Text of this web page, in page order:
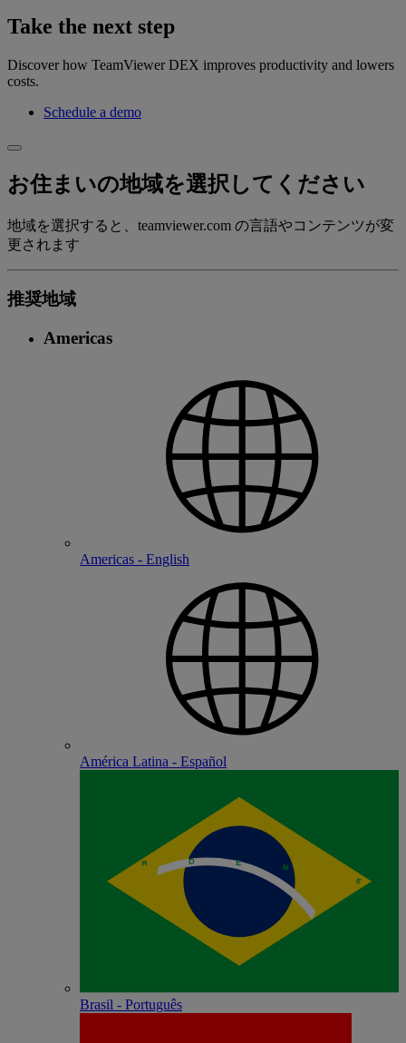
Take the next step
Discover how TeamViewer DEX improves productivity and lowers
costs.
Schedule a demo
お住まいの地域を選択してください
地域を選択すると、teamviewer.com の言語やコンテンツが変
更されます
推奨地域
Americas
Americas - English
América Latina - Español
Brasil - Português